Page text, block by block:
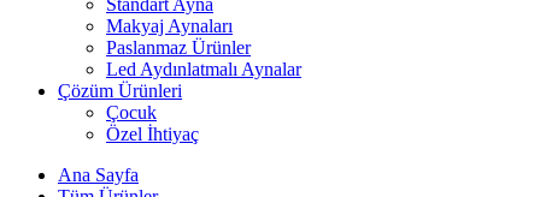
Standart Ayna
Makyaj Aynaları
Paslanmaz Ürünler
Led Aydınlatmalı Aynalar
Çözüm Ürünleri
Çocuk
Özel İhtiyaç
Ana Sayfa